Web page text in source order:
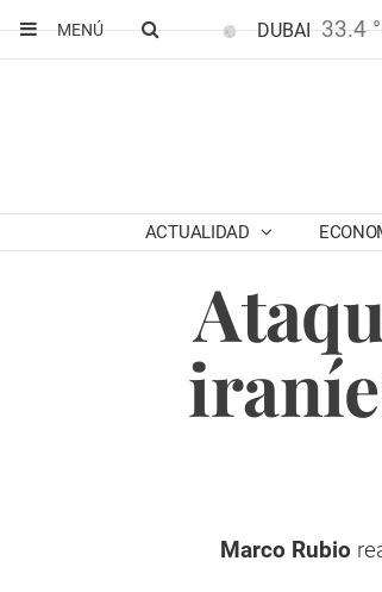
MENÚ
DUBAI 33.4
ACTUALIDAD
Marco Rubio